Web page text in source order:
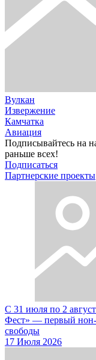
Вулкан
Извержение
Камчатка
Авиация
Подписывайтесь на
раньше всех!
Подписаться
Партнерские проекты
С 31 июля по 2
Фест» — первый нон-
свободы
17 Июля 2026